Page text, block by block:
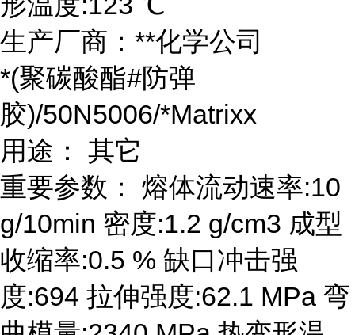
生产厂商：**化学公司
*(聚碳酸酯#防弹
胶)/50N5006/*Matrixx
用途： 其它
重要参数： 熔体流动速率:10
g/10min 密度:1.2 g/cm3 成型
收缩率:0.5 % 缺口冲击强
度:694 拉伸强度:62.1 MPa 弯